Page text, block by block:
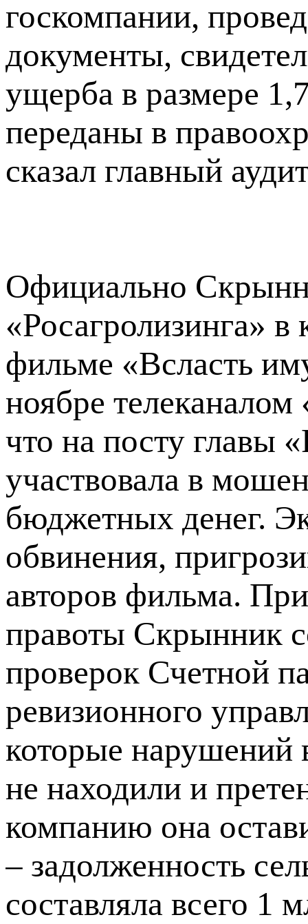
госкомпании,
документы,
ущерба в размере
переданы в
сказал главный
Официально
«Росагролизинга» в
фильме «Всласть
ноябре
что на посту главы
участвовала в
бюджетных денег.
обвинения,
авторов фильма.
правоты Скрынник
проверок Счетной
ревизионного
которые нарушений
не находили и
компанию она
– задолженность
составляла всего 1